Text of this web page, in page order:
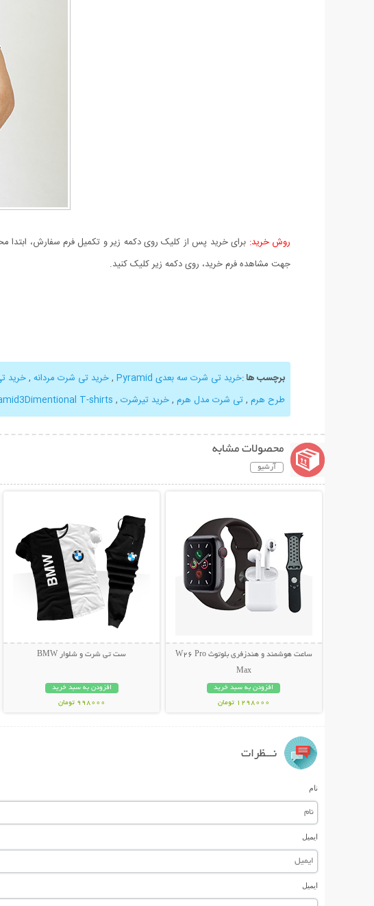
روش خرید: برای خرید پس از کلیک روی دکمه زیر و تکمیل فرم سفارش، ابتدا
جهت مشاهده فرم خرید، روی دکمه زیر کلیک کنید.
برچسب ها:خرید تی شرت سه بعدی Pyramid ,خرید تی شرت مردانه ,خرید
طرح هرم , تی شرت مدل هرم ,خرید تیرشرت ,
T-shirts
محصولات مشابه
آرشیو
نمایش توضیحات بیشتر
ساعت هوشمند و هندزفری بلوتوث W26 Pro
Max
افزودن به سبد خرید
1298000 تومان
ست تی شرت و شلوار BMW
افزودن به سبد خرید
998000 تومان
نـــظرات
نام
ایمیل
ایمیل